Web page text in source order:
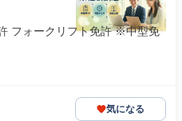
フォークリフト免許 ※中型免
気になる